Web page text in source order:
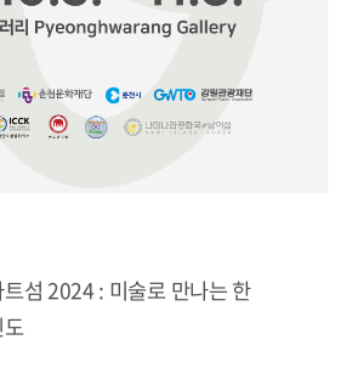
섬 2024 : 미술로 만나는 한